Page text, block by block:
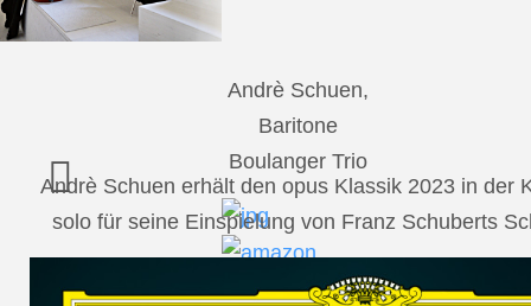
Andrè Schuen,
Baritone
Boulanger Trio
Andrè Schuen erhält den opus Klassik 2023 in der
solo für seine Einspielung von Franz Schuberts